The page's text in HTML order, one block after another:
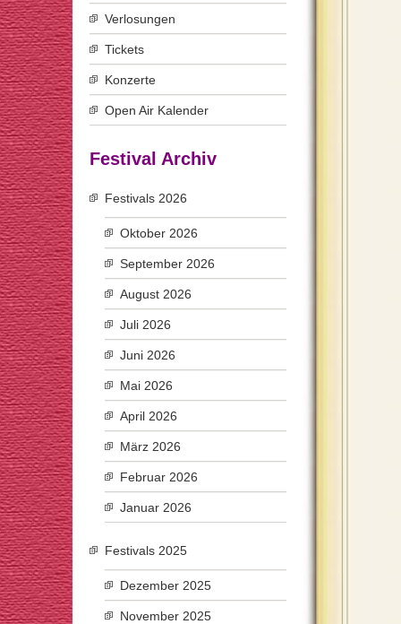
Verlosungen
Tickets
Konzerte
Open Air Kalender
Festival Archiv
Festivals 2026
Oktober 2026
September 2026
August 2026
Juli 2026
Juni 2026
Mai 2026
April 2026
März 2026
Februar 2026
Januar 2026
Festivals 2025
Dezember 2025
November 2025